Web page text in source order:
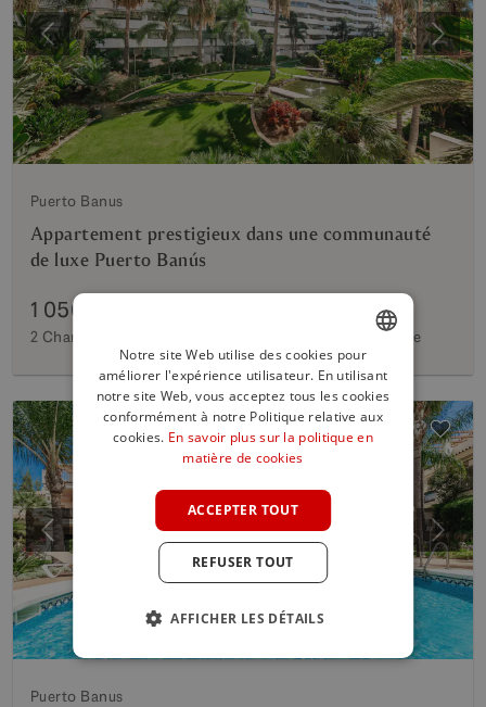
Précédent
Puerto Banus
Appartement prestigieux dans une communauté
de luxe Puerto Banús
1 050 000 €
2 Chambres Terrasse
Précédent
Puerto Banus
ENGLISH
SPANISH
FRENCH
POLISH
Notre site Web utilise des cookies pour
améliorer l'expérience utilisateur. En utilisant
notre site Web, vous acceptez tous les cookies
conformément à notre Politique relative aux
cookies. En savoir plus sur la politique en
matière de cookies
ACCEPTER TOUT
REFUSER TOUT
AFFICHER LES DÉTAILS